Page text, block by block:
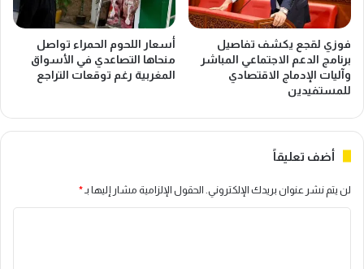
فوزي لقجع يكشف تفاصيل
برنامج الدعم الاجتماعي المباشر
وآليات الإدماج الاقتصادي
للمستفيدين
أسعار اللحوم الحمراء تواصل
منحاها التصاعدي في الأسواق
المغربية رغم توقعات التراجع
أضف تعليقاً
لن يتم نشر عنوان بريدك الإلكتروني. الحقول الإلزامية مشار إليها بـ *